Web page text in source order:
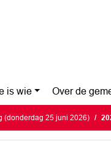
is wie Over de
(donderdag 25 juni 2026)